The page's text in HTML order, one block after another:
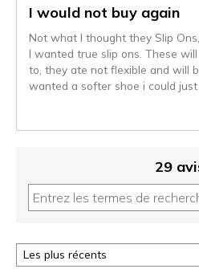
lesI would not buy again
Not what I thought they Slip
I wanted true slip ons. These
to, they ate not flexible and will
wanted a softer shoe i could just
29